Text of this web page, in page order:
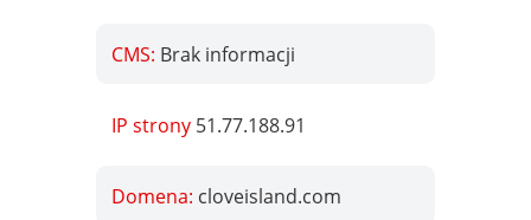
CMS: Brak informacji
IP strony 51.77.188.91
Domena: cloveisland.com